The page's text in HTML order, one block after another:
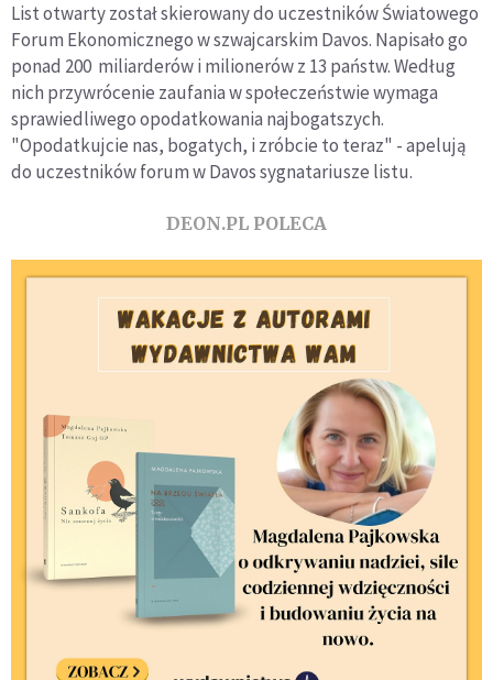
List otwarty został skierowany do uczestników Światowego
Forum Ekonomicznego w szwajcarskim Davos. Napisało go
ponad 200 miliarderów i milionerów z 13 państw. Według
nich przywrócenie zaufania w społeczeństwie wymaga
sprawiedliwego opodatkowania najbogatszych.
"Opodatkujcie nas, bogatych, i zróbcie to teraz" - apelują
do uczestników forum w Davos sygnatariusze listu.
DEON.PL POLECA